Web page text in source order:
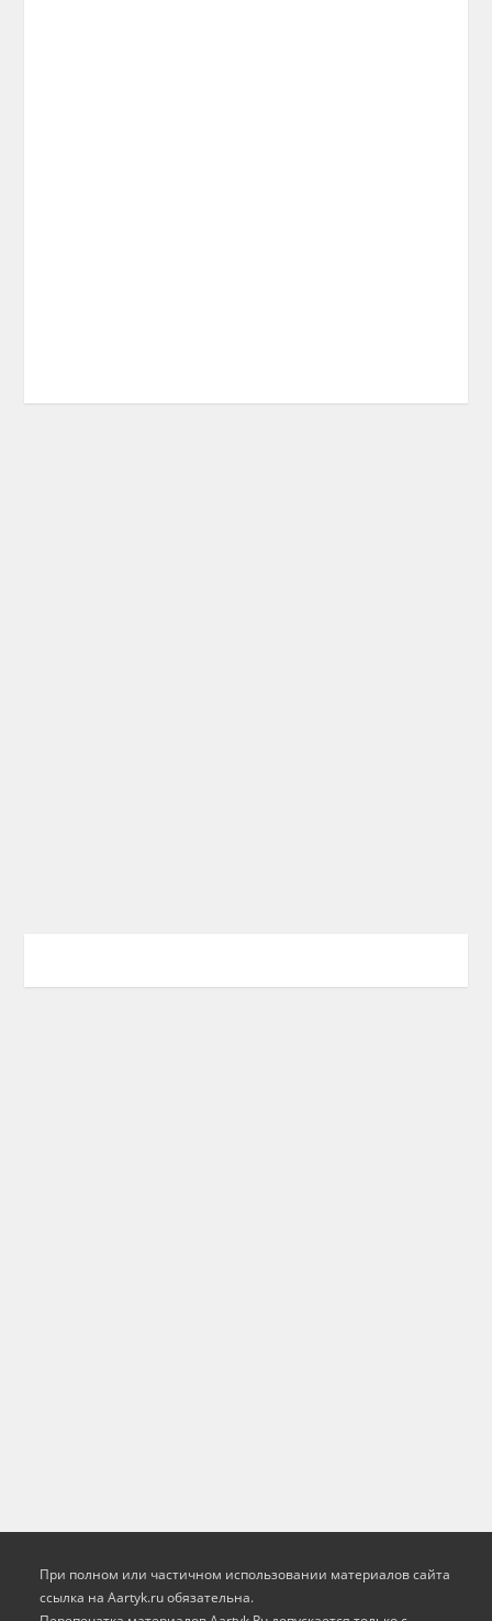
При полном или частичном использовании материалов сайта
ссылка на Aartyk.ru oбязательна.